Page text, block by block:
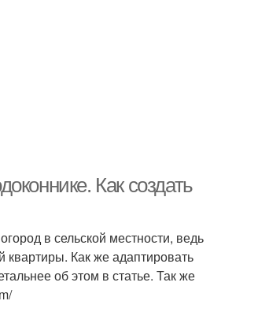
Как создать
в сельской местности, ведь
квартиры. Как же адаптировать
об этом в статье. Так же